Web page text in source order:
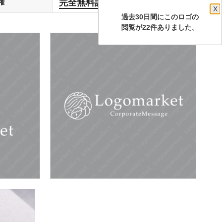
過去30日間にこのロゴの
X
閲覧が22件ありました。